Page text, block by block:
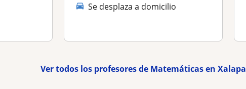
Se desplaza a domicilio
Ver todos los profesores de Matemáticas en Xalapa